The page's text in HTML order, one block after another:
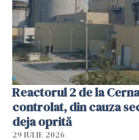
Reactorul 2 de la
controlat, din cauza
deja oprită
29 IULIE 2026